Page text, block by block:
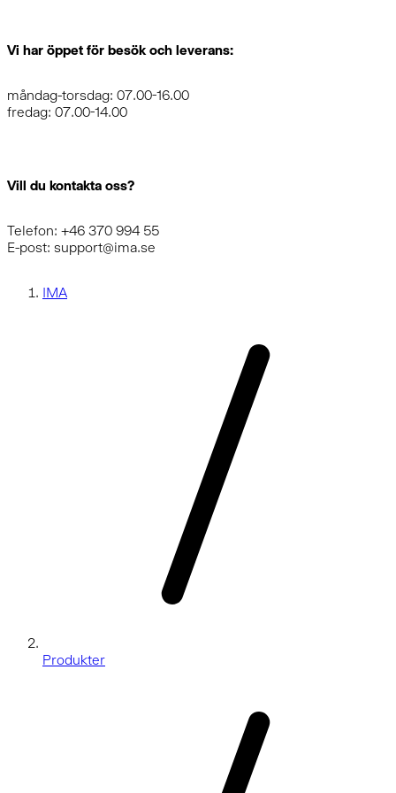
Vi har öppet för besök och leverans:
måndag-torsdag: 07.00-16.00
fredag: 07.00-14.00
Vill du kontakta oss?
Telefon: +46 370 994 55
E-post: support@ima.se
IMA
Produkter